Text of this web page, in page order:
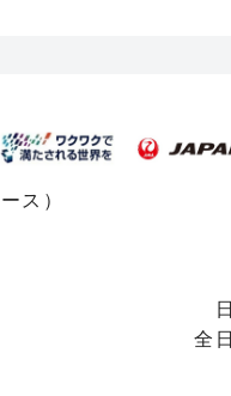
ス）
全